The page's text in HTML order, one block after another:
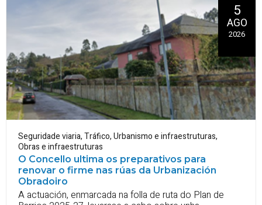
Seguridade viaria,Tráfico,Urbanismo e infraestruturas,
Obras e infraestruturas
O Concello ultima os preparativos para
renovar o firme nas rúas da Urbanización
Obradoiro
5
AGO
2026
A actuación, enmarcada na folla de ruta do Plan de